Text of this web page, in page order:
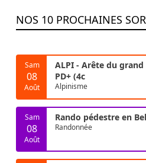
NOS 10 PROCHAINES
Sam
08
Août
ALPI - Arête du grand
PD+ (4c
Alpinisme
Sam
08
Août
Rando pédestre en
Randonnée